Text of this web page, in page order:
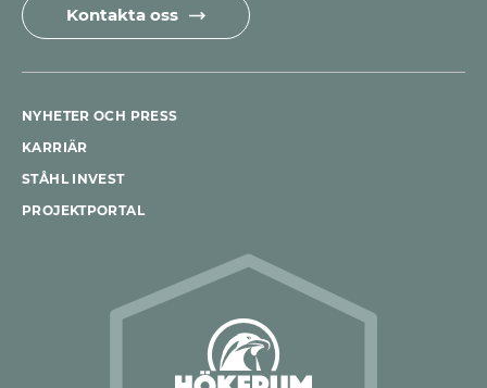
Kontakta oss
NYHETER OCH PRESS
KARRIÄR
STÅHL INVEST
PROJEKTPORTAL